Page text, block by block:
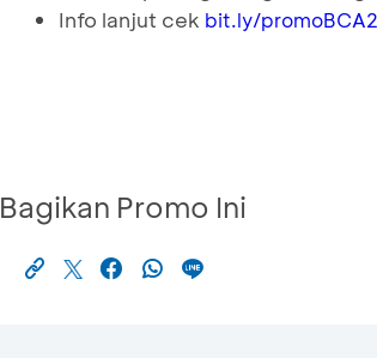
Info lanjut cek bit.ly/
Bagikan Promo Ini